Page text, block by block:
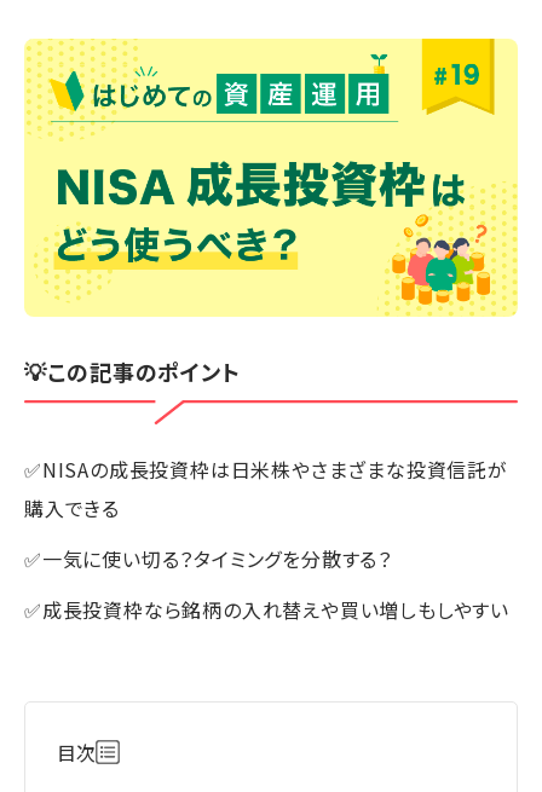
💡この記事のポイント
✅NISAの成長投資枠は日米株やさまざまな投資信託が
購入できる
✅一気に使い切る？タイミングを分散する？
✅成長投資枠なら銘柄の入れ替えや買い増しもしやすい
目次